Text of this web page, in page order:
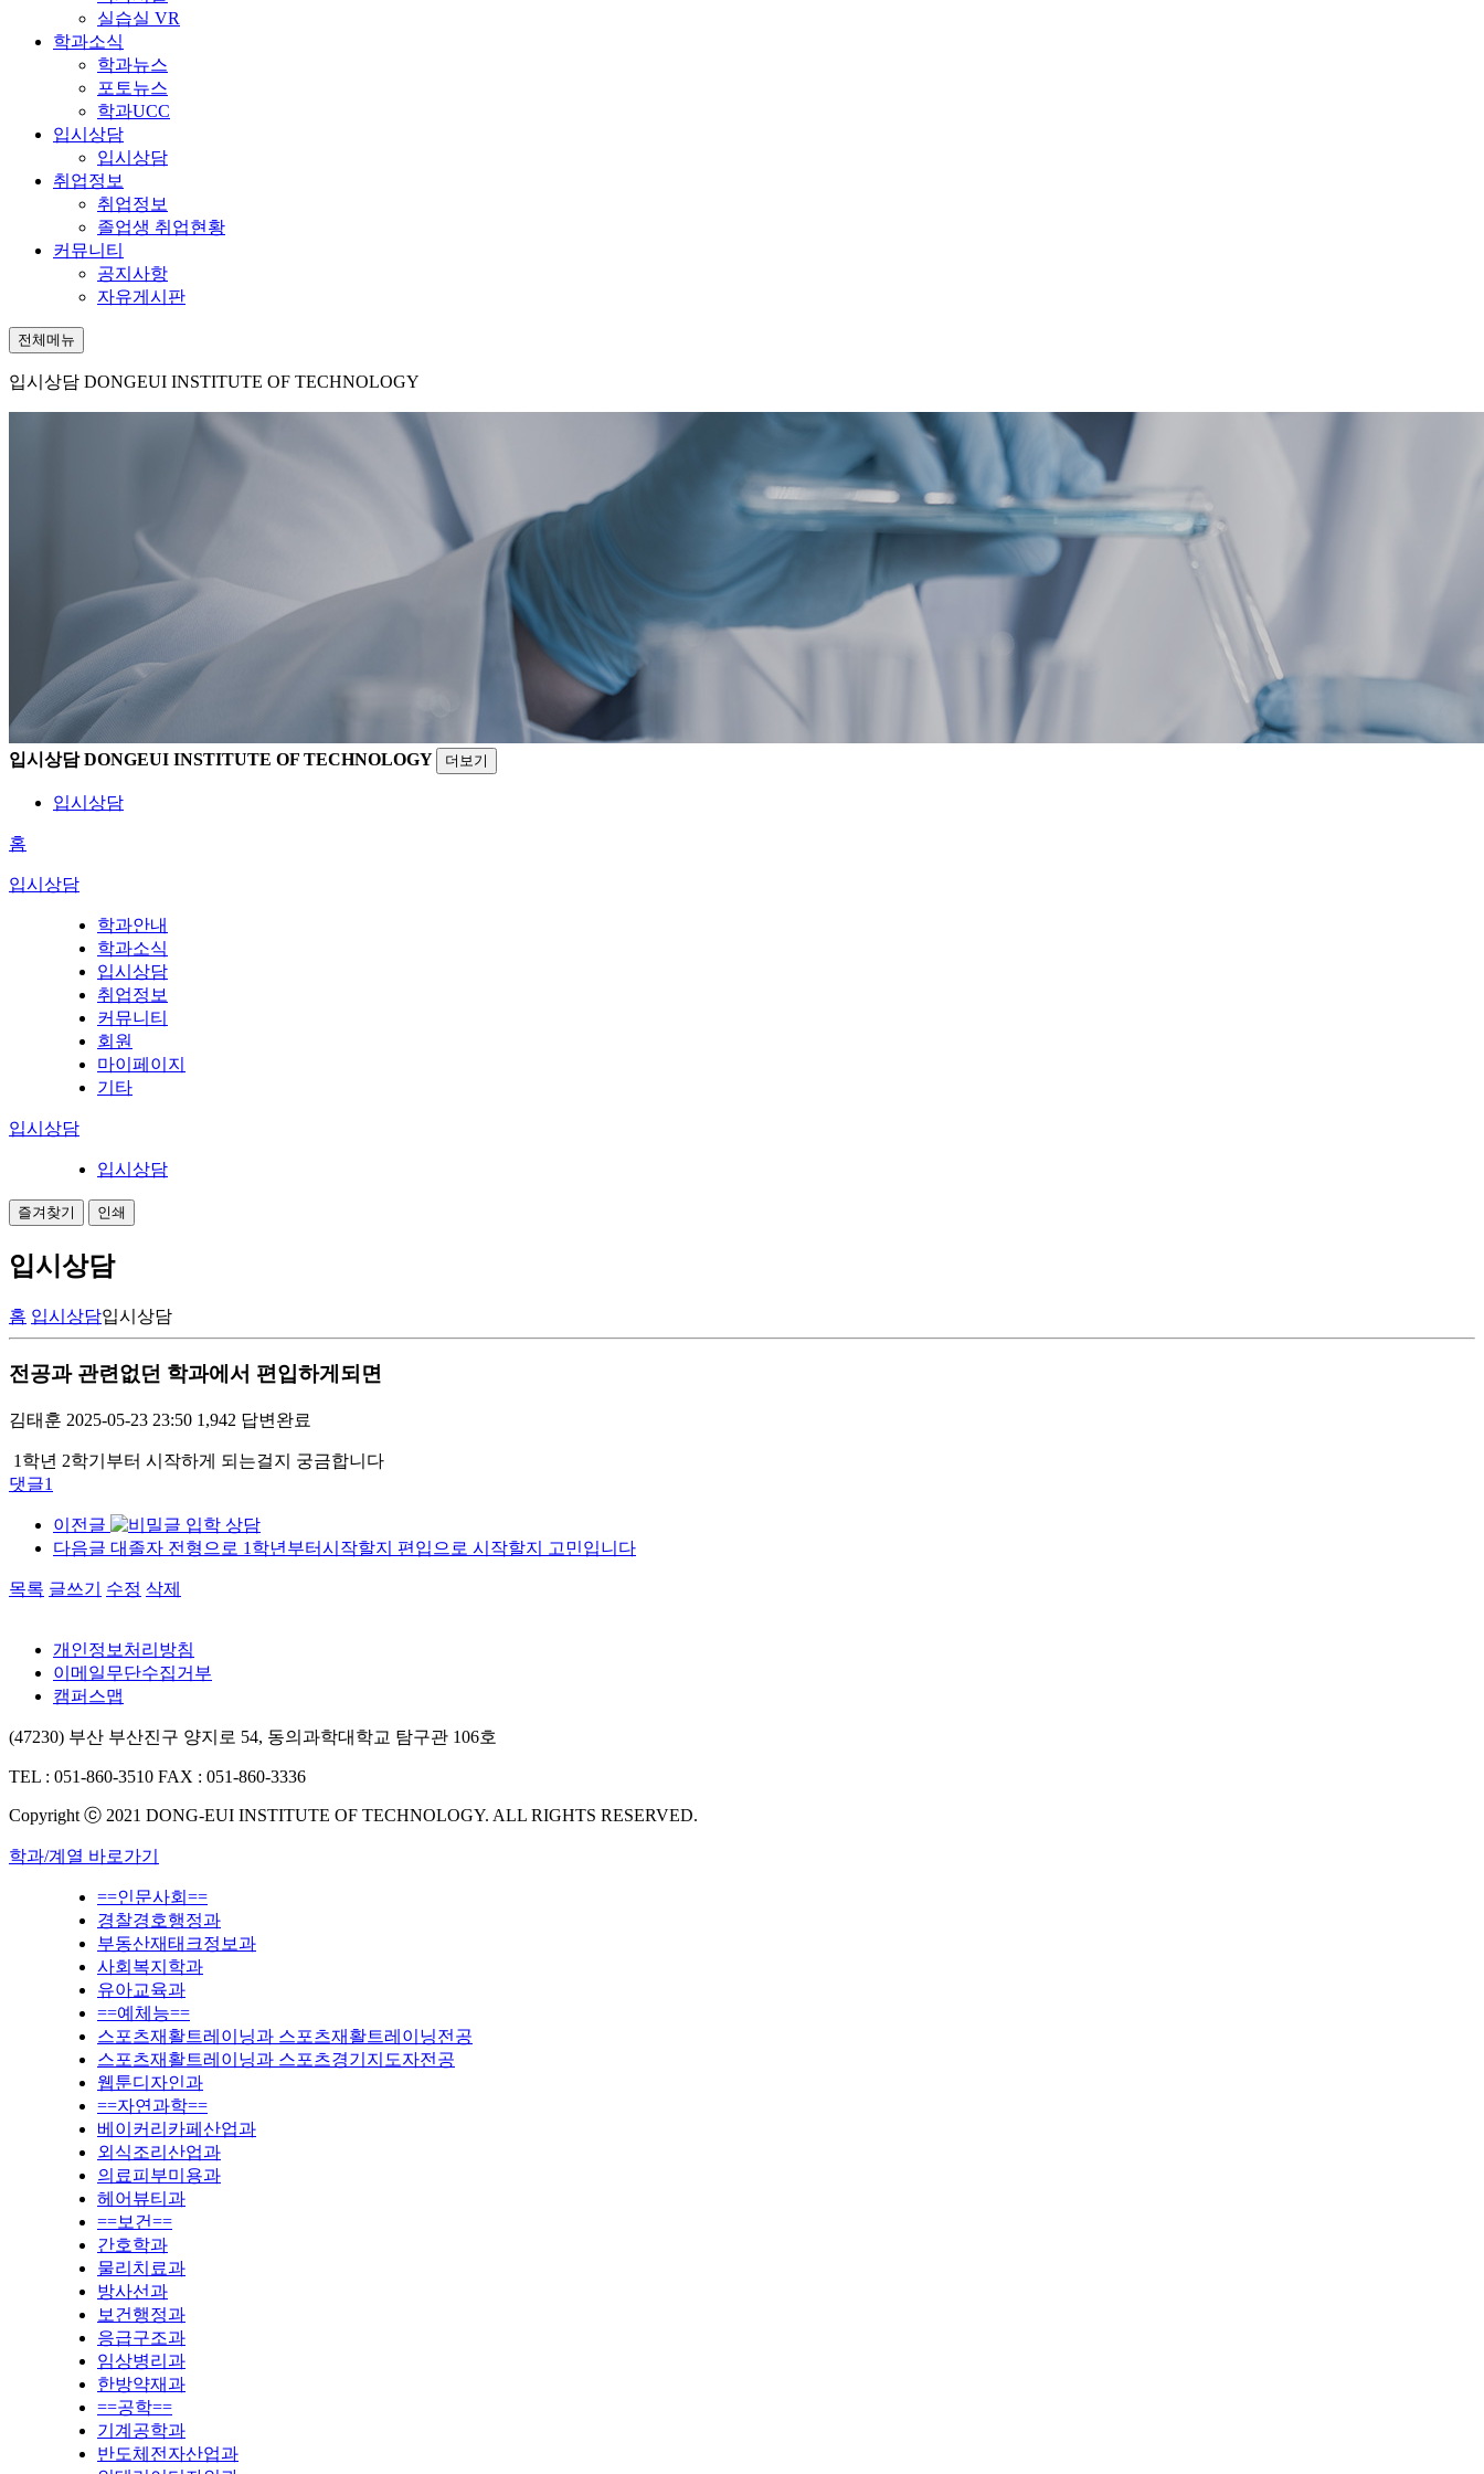
실습실 VR
학과소식
학과뉴스
포토뉴스
학과UCC
입시상담
입시상담
취업정보
취업정보
졸업생 취업현황
커뮤니티
공지사항
자유게시판
전체메뉴
입시상담 DONGEUI INSTITUTE OF TECHNOLOGY
입시상담DONGEUI INSTITUTE OF TECHNOLOGY 더보기
입시상담
홈
입시상담
학과안내
학과소식
입시상담
취업정보
커뮤니티
회원
마이페이지
기타
입시상담
입시상담
즐겨찾기 인쇄
입시상담
홈 입시상담입시상담
전공과 관련없던 학과에서 편입하게되면
김태훈 2025-05-23 23:50 1,942 답변완료
1학년 2학기부터 시작하게 되는걸지 궁금합니다
댓글1
이전글
입학 상담
다음글 대졸자 전형으로 1학년부터시작할지 편입으로 시작할지 고민입니다
목록 글쓰기 수정 삭제
개인정보처리방침
이메일무단수집거부
캠퍼스맵
(47230) 부산 부산진구 양지로 54, 동의과학대학교 탐구관 106호
TEL : 051-860-3510 FAX : 051-860-3336
Copyright ⓒ 2021 DONG-EUI INSTITUTE OF TECHNOLOGY. ALL RIGHTS RESERVED.
학과/계열 바로가기
==인문사회==
경찰경호행정과
부동산재태크정보과
사회복지학과
유아교육과
==예체능==
스포츠재활트레이닝과 스포츠재활트레이닝전공
스포츠재활트레이닝과 스포츠경기지도자전공
웹툰디자인과
==자연과학==
베이커리카페산업과
외식조리산업과
의료피부미용과
헤어뷰티과
==보건==
간호학과
물리치료과
방사선과
보건행정과
응급구조과
임상병리과
한방약재과
==공학==
기계공학과
반도체전자산업과